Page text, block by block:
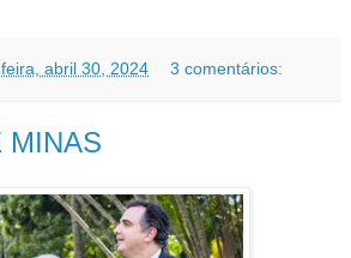
abril 30, 2024 3 comentários:
MINAS